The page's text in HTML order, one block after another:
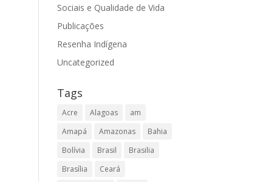
Sociais e Qualidade de Vida
Publicações
Resenha Indígena
Uncategorized
Tags
Acre Alagoas
am
Amapá
Amazonas
Bahia
Bolívia
Brasil
Brasilia
Brasília
Ceará